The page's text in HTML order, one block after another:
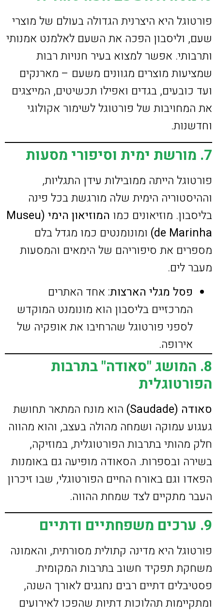
פורטוגל היא היצרנית הגדולה בעולם של מוצרי
שעם, וליסבון הפכה את השעם לאלמנט אמנותי
ותרבותי. אפשר למצוא בעיר חנויות רבות
שמציעות מוצרים מגוונים משעם – מארנקים
ועד כובעים, בגדים ואפילו תכשיטים, המייצגים
את המחויבות של פורטוגל לשימור אקולוגי
וחדשנות.
7. מורשת ימית וסיפורי מסעות
פורטוגל הייתה ממובילות עידן התגליות,
וההיסטוריה הימית שלה מורגשת בכל פינה
בליסבון. מוזיאונים כמו
המוזיאון הימי (Museu
de Marinha) ומונומנטים כמו מגדל בלם
מספרים את סיפוריהם של הימאים והמסעות
מעבר לים.
פסל מגלי הארצות: אחד האתרים
המרכזיים בליסבון הוא מונומנט המוקדש
לספני פורטוגל שהרחיבו את אופקיה של
אירופה.
8. המושג "סאודה" בתרבות
הפורטוגלית
סאודה (Saudade)
הוא מונח המתאר תחושת
געגוע עמוקה ושמחה מהולה בעצב, והוא מהווה
חלק מהותי בתרבות הפורטוגלית, במוזיקה,
בשירה ובספרות. הסאודה מופיעה גם באומנות
הפאדו וגם באורח החיים הפורטוגלי, שבו זיכרון
העבר מתקיים לצד שמחת ההווה.
9. ערכים משפחתיים ודתיים
פורטוגל היא מדינה קתולית מסורתית, והאמונה
משחקת תפקיד חשוב בתרבות המקומית.
פסטיבלים דתיים רבים נחגגים לאורך השנה,
ומתקיימות תהלוכות דתיות שהפכו לאירועים